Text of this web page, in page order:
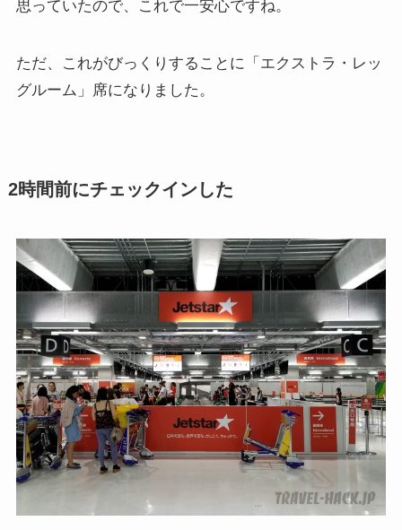
思っていたので、これで一安心ですね。
ただ、これがびっくりすることに「エクストラ・レッ
グルーム」席になりました。
2時間前にチェックインした